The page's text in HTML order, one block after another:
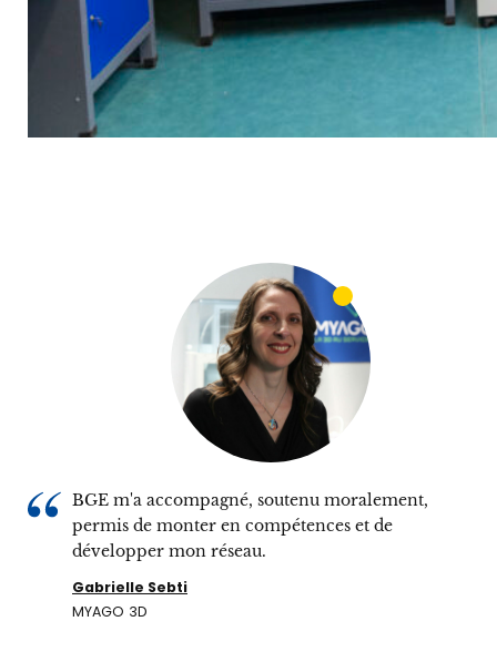
PRENDRE RENDEZ-VOUS
mon entreprise
Développer
mon entreprise
BGE m'a accompagné, soutenu moralement,
permis de monter en compétences et de
développer mon réseau.
Gabrielle Sebti
MYAGO 3D